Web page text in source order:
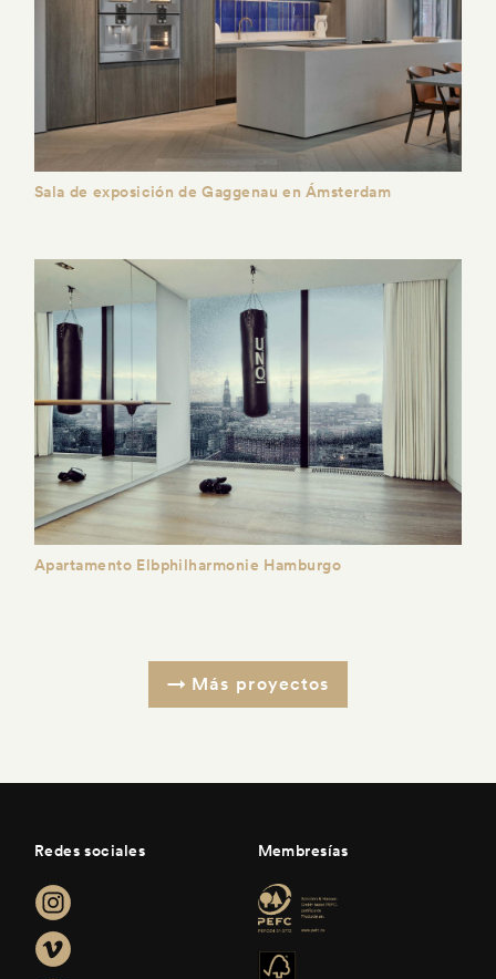
Sala de exposición de Gaggenau en Ámsterdam
Apartamento Elbphilharmonie Hamburgo
Más proyectos
Redes sociales Membresías